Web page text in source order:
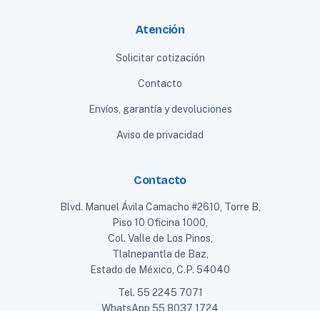
Atención
Solicitar cotización
Contacto
Envíos, garantía y devoluciones
Aviso de privacidad
Contacto
Blvd. Manuel Ávila Camacho #2610, Torre B,
Piso 10 Oficina 1000,
Col. Valle de Los Pinos,
Tlalnepantla de Baz,
Estado de México, C.P. 54040
Tel. 55 2245 7071
WhatsApp 55 8037 1724